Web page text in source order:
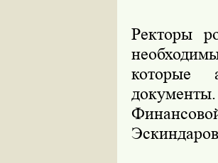
Ректоры
которые